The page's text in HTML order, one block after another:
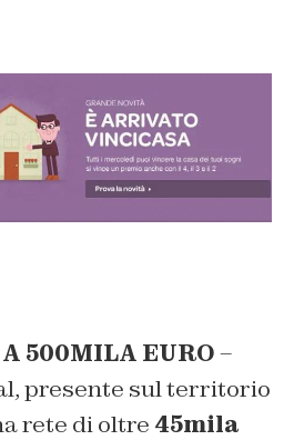
500MILA EURO–
presente sul territorio
rete di oltre 45mila